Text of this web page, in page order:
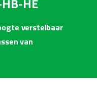
verstelbaar
van